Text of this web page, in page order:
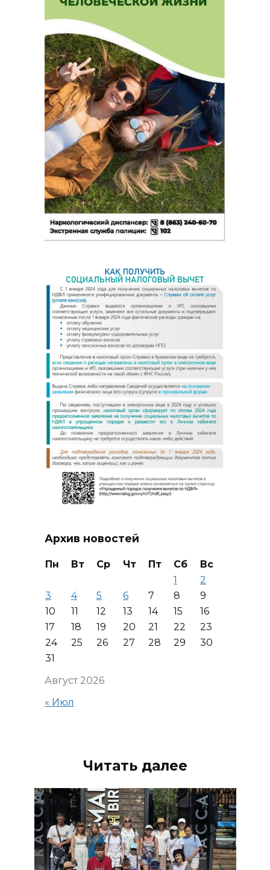
Архив новостей
Август 2026
Пн Вт Ср Чт Пт Сб
Вс
1
2
3
4 5 6 7 8
9
10
11 12 13 14 15
16
17
18 19 20 21 22
23
24
25 26 27 28 29
30
31
« Июл
Читать далее